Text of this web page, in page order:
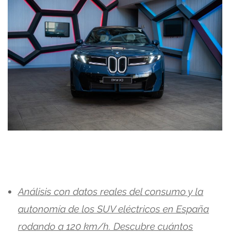
Análisis con datos reales del consumo y la
autonomía de los SUV eléctricos en España
rodando a 120 km/h. Descubre cuántos